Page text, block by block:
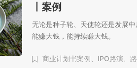
丨案例
无论是种子轮、天使轮还是发展
能赚大钱，能持续赚大钱。
商业计划书案例、 IPO路演、